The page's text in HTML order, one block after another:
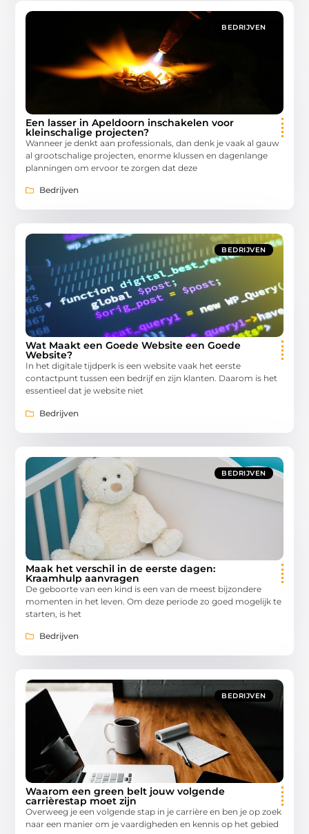
BEDRIJVEN
Een lasser in Apeldoorn inschakelen voor
kleinschalige projecten?
Wanneer je denkt aan professionals, dan denk je vaak al gauw
al grootschalige projecten, enorme klussen en dagenlange
planningen om ervoor te zorgen dat deze
Bedrijven
BEDRIJVEN
Wat Maakt een Goede Website een Goede
Website?
In het digitale tijdperk is een website vaak het eerste
contactpunt tussen een bedrijf en zijn klanten. Daarom is het
essentieel dat je website niet
Bedrijven
BEDRIJVEN
Maak het verschil in de eerste dagen:
Kraamhulp aanvragen
De geboorte van een kind is een van de meest bijzondere
momenten in het leven. Om deze periode zo goed mogelijk te
starten, is het
Bedrijven
BEDRIJVEN
Waarom een green belt jouw volgende
carrièrestap moet zijn
Overweeg je een volgende stap in je carrière en ben je op zoek
naar een manier om je vaardigheden en kennis op het gebied